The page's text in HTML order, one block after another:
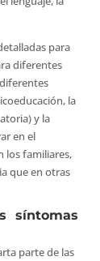
para
diferentes
la
y la
en el
los familiares,
que en otras
síntomas
parte de las